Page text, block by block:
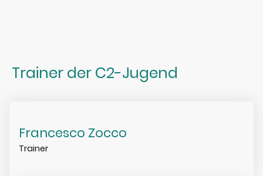
Trainer der C2-Jugend
Francesco Zocco
Trainer